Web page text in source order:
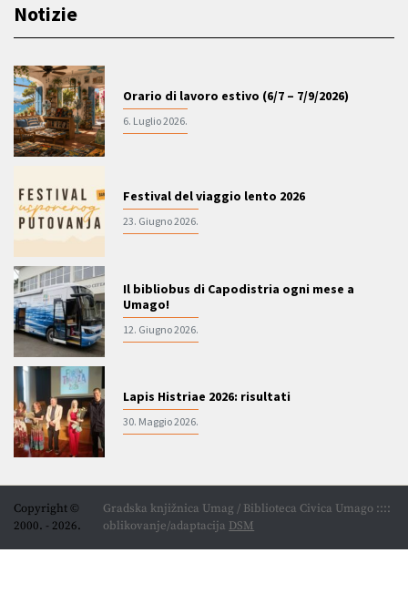
Notizie
Orario di lavoro estivo (6/7 – 7/9/2026)
6. Luglio 2026.
Festival del viaggio lento 2026
23. Giugno 2026.
Il bibliobus di Capodistria ogni mese a
Umago!
12. Giugno 2026.
Lapis Histriae 2026: risultati
30. Maggio 2026.
Copyright ©
2000. - 2026.
Gradska knjižnica Umag / Biblioteca Civica Umago ::::
oblikovanje/adaptacija DSM